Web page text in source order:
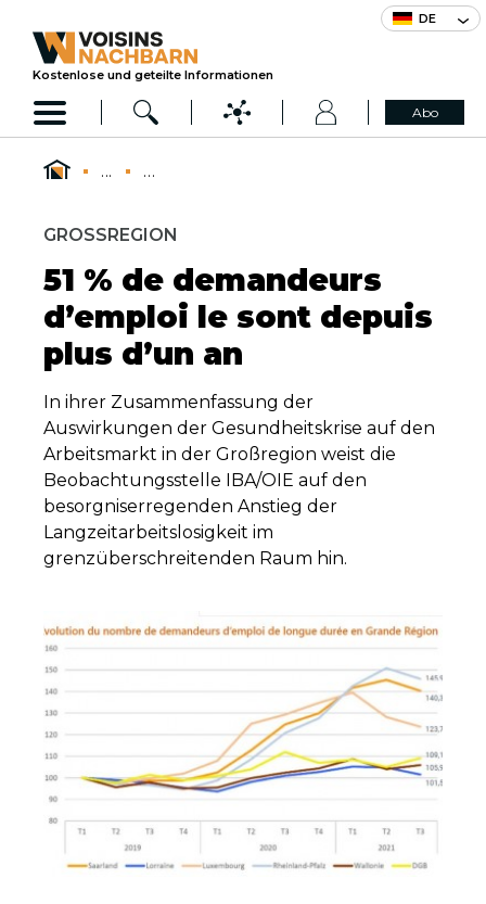
DE
Kostenlose und geteilte Informationen
Abo
... ...
GROSSREGION
51 % de demandeurs
d’emploi le sont depuis
plus d’un an
In ihrer Zusammenfassung der
Auswirkungen der Gesundheitskrise auf den
Arbeitsmarkt in der Großregion weist die
Beobachtungsstelle IBA/OIE auf den
besorgniserregenden Anstieg der
Langzeitarbeitslosigkeit im
grenzüberschreitenden Raum hin.